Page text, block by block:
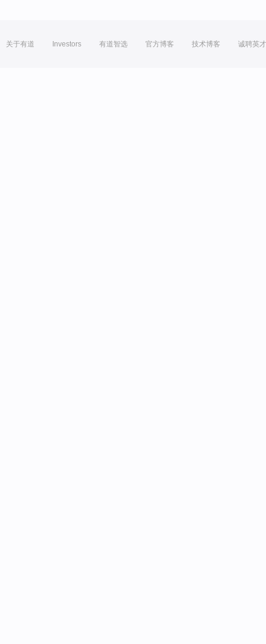
关于有道 Investors 有道智选 官方博客 技术博客 诚聘英才